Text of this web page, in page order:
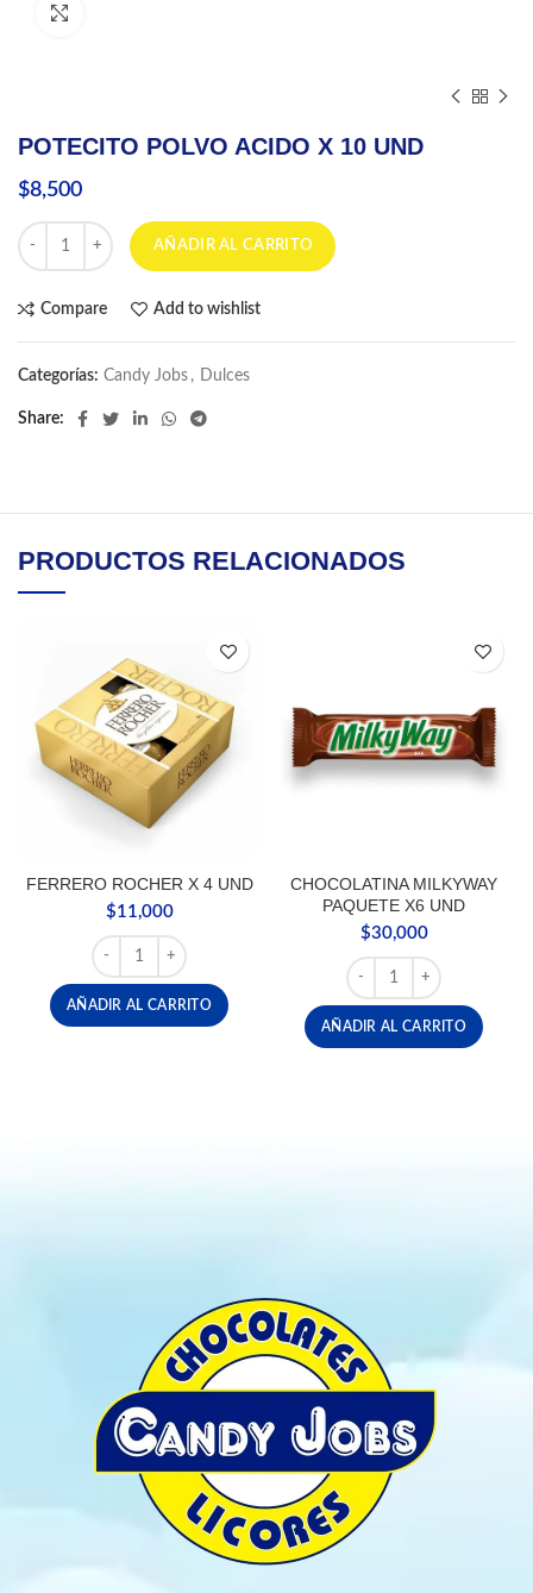
POTECITO POLVO ACIDO X 10 UND
$8,500
POTECITO POLVO ACIDO X 10 UND cantidad
AÑADIR AL CARRITO
Compare Add to wishlist
Categorías: Candy Jobs , Dulces
Share
PRODUCTOS RELACIONADOS
FERRERO ROCHER X 4 UND
$11,000
FERRERO ROCHER X 4 UND cantidad
AÑADIR AL CARRITO
CHOCOLATINA MILKYWAY
PAQUETE X6 UND
$30,000
CHOCOLATINA
AÑADIR AL CARRITO